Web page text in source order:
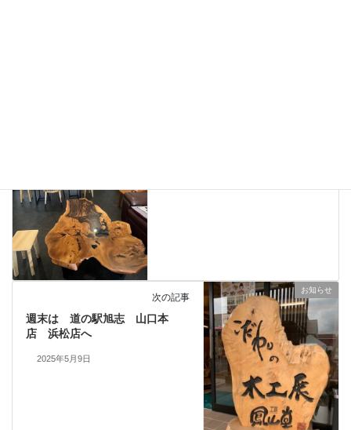
お知らせ
次の記事
週末は 道の駅旭志 山口本
店 浜松店へ
2025年5月9日